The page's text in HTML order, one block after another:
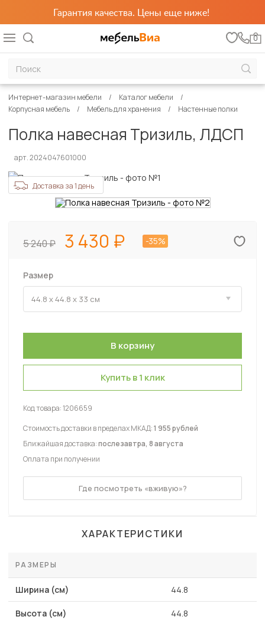
Гарантия качества. Цены еще ниже!
0
Интернет-магазин мебели
Каталог мебели
Корпусная мебель
Мебель для хранения Настенные полки
Полка навесная Тризиль, ЛДСП
арт. 2024047601000
Доставка за 1 день
5 240 3 430 -35%
Размер
Купить в 1 клик
Код товара:1206659
Стоимость доставки в пределах МКАД:1 955 рублей
Ближайшая доставка:послезавтра, 8 августа
Оплата при получении
Где посмотреть «вживую»?
ХАРАКТЕРИСТИКИ
РАЗМЕРЫ
Ширина (см) 44.8
Высота (см) 44.8